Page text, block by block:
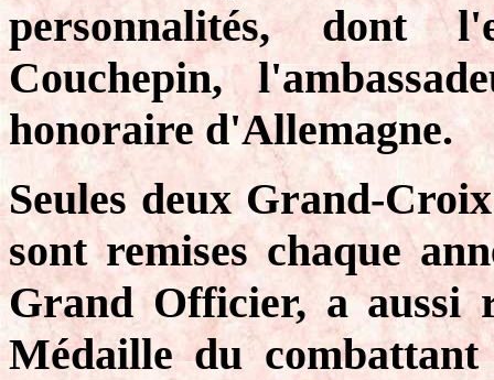
personnalités, dont
Couchepin,
honoraire d'Allemagne.
Seules deux Grand-
sont remises chaque
Grand Officier, a aussi
Médaille du